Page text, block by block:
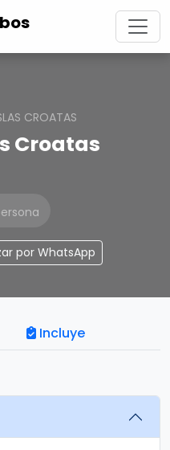
CROATAS
Croatas
por WhatsApp
Incluye